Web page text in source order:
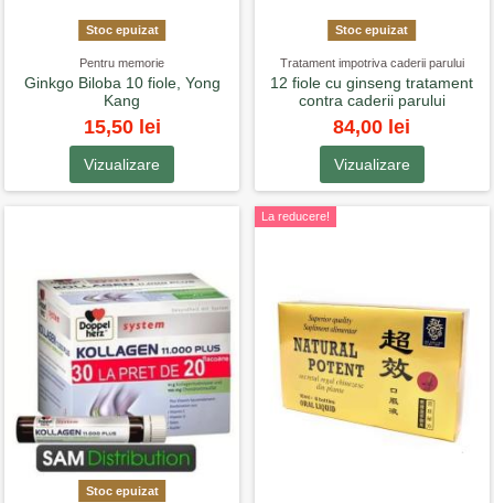
Stoc epuizat
Pentru memorie
Ginkgo Biloba 10 fiole, Yong
Kang
15,50 lei
Vizualizare
Stoc epuizat
Tratament impotriva caderii parului
12 fiole cu ginseng tratament
contra caderii parului
84,00 lei
Vizualizare
Stoc epuizat
La reducere!